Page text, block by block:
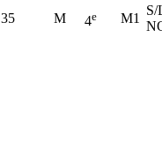
35 M 4e M1
S/